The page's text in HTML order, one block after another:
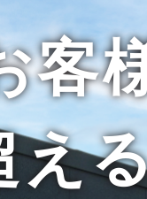
客
え